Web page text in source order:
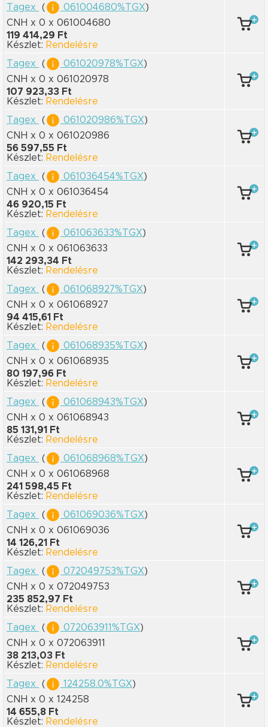
Tagex
( 061004680%TGX)
CNH x 0 x 061004680
119 414,29 Ft
Készlet: Rendelésre
Tagex
( 061020978%TGX)
CNH x 0 x 061020978
107 923,33 Ft
Készlet: Rendelésre
Tagex
( 061020986%TGX)
CNH x 0 x 061020986
56 597,55 Ft
Készlet: Rendelésre
Tagex
( 061036454%TGX)
CNH x 0 x 061036454
46 920,15 Ft
Készlet: Rendelésre
Tagex
( 061063633%TGX)
CNH x 0 x 061063633
142 293,34 Ft
Készlet: Rendelésre
Tagex
( 061068927%TGX)
CNH x 0 x 061068927
94 415,61 Ft
Készlet: Rendelésre
Tagex
( 061068935%TGX)
CNH x 0 x 061068935
80 197,96 Ft
Készlet: Rendelésre
Tagex
( 061068943%TGX)
CNH x 0 x 061068943
85 131,91 Ft
Készlet: Rendelésre
Tagex
( 061068968%TGX)
CNH x 0 x 061068968
241 598,45 Ft
Készlet: Rendelésre
Tagex
( 061069036%TGX)
CNH x 0 x 061069036
14 126,21 Ft
Készlet: Rendelésre
Tagex
( 072049753%TGX)
CNH x 0 x 072049753
235 852,97 Ft
Készlet: Rendelésre
Tagex
( 072063911%TGX)
CNH x 0 x 072063911
38 213,03 Ft
Készlet: Rendelésre
Tagex
( 124258.0%TGX)
CNH x 0 x 124258
14 655,8 Ft
Készlet: Rendelésre